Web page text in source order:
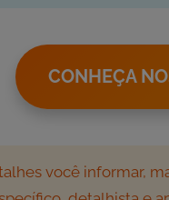
CONHEÇA
você informar,